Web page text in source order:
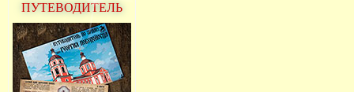
ПУТЕВОДИТЕЛЬ